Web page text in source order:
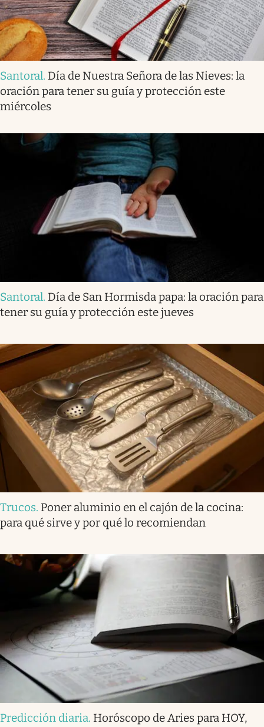
Santoral. Día de Nuestra Señora de las Nieves: la
oración para tener su guía y protección este
miércoles
Santoral. Día de San Hormisda papa: la oración para
tener su guía y protección este jueves
Trucos. Poner aluminio en el cajón de la cocina:
para qué sirve y por qué lo recomiendan
Predicción diaria. Horóscopo de Aries para HOY,